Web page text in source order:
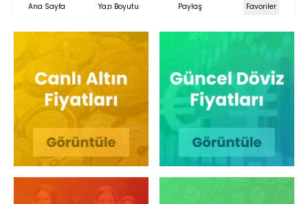
Ana Sayfa Yazı Boyutu Paylaş Favoriler